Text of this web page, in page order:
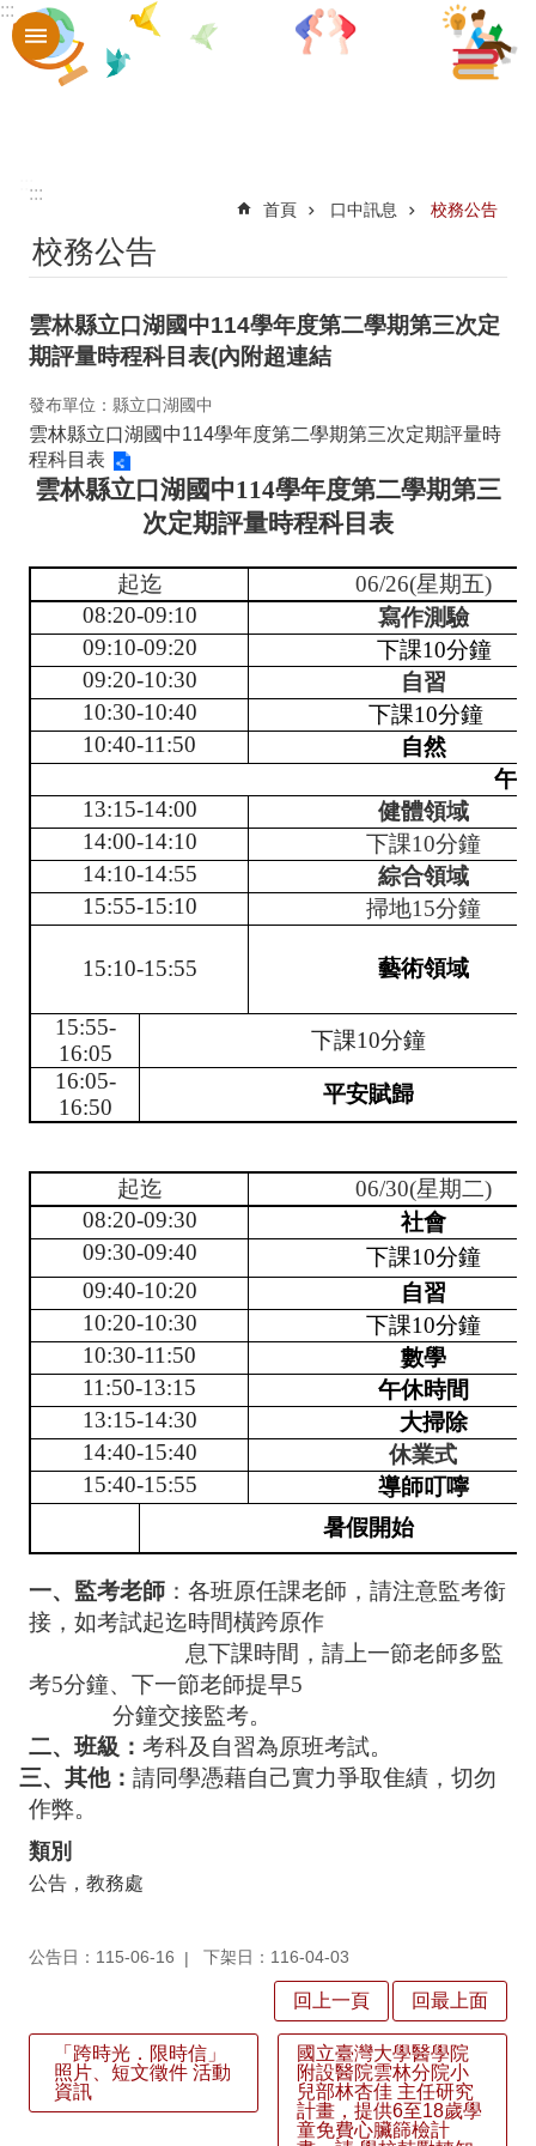
跳到主要內容區塊
進
章
辦
法
息
行
室
相
光
校
車
表
掃
名
IPad
借
回
首
導
覽
林
縣
網
:::
:::
首頁 口中訊息 校務公告
校務公告
雲林縣立口湖國中114學年度第二學期第三次定
期評量時程科目表(內附超連結
發布單位：縣立口湖國中
雲林縣立口湖國中114學年度第二學期第三次定期評量時
程科目表
雲林縣立口湖國中114學年度第二學期第三
次定期評量時程科目表
起迄
06/26(星期五)
08:20-09:10
寫作測驗
09:10-09:20
下課10分鐘
09:20-10:30
自習
10:30-10:40
下課10分鐘
10:40-11:50
自然
午
13:15-14:00
健體領域
14:00-14:10
下課10分鐘
14:10-14:55
綜合領域
15:55-15:10
掃地15分鐘
15:10-15:55 藝術領域
15:55-
16:05
下課10分鐘
16:05-
16:50
平安賦歸
起迄
06/30(星期二)
08:20-09:30
社會
09:30-09:40
下課10分鐘
09:40-10:20
自習
10:20-10:30
下課10分鐘
10:30-11:50
數學
11:50-13:15
午休時間
13:15-14:30
大掃除
14:40-15:40
休業式
15:40-15:55
導師叮嚀
暑假開始
一、監考老師 ：各班原任課老師，請注意監考銜
接，如考試起迄時間橫跨原作
息下課時間，請上一節老師多監
考5分鐘、下一節老師提早5
分鐘交接監考。
二、班級： 考科及自習為原班考試。
三、其他： 請同學憑藉自己實力爭取隹績，切勿
作弊。
類別
公告，教務處
公告日：115-06-16 下架日：116-04-03
回上一頁 回最上面
「跨時光．限時信」
照片、短文徵件 活動
資訊
國立臺灣大學醫學院
附設醫院雲林分院小
兒部林杏佳 主任研究
計畫，提供6至18歲學
童免費心臟篩檢計